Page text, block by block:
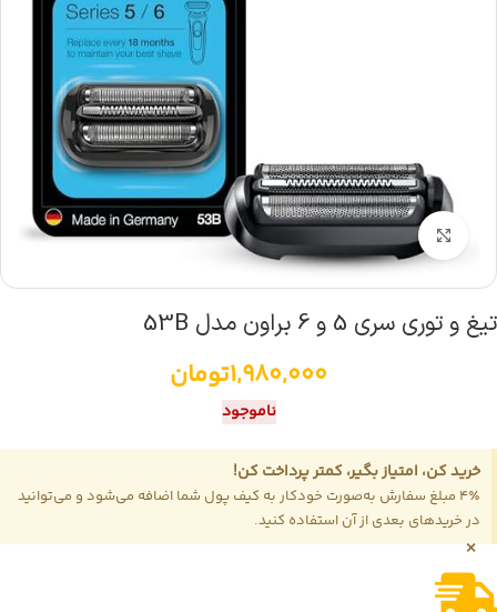
بزرگنمایی تصویر
تیغ و توری سری 5 و 6 براون مدل 53B
1,980,000تومان
ناموجود
خرید کن، امتیاز بگیر، کمتر پرداخت کن!
4٪ مبلغ سفارش به‌صورت خودکار به کیف پول شما اضافه می‌شود و می‌توانید
در خریدهای بعدی از آن استفاده کنید.
×